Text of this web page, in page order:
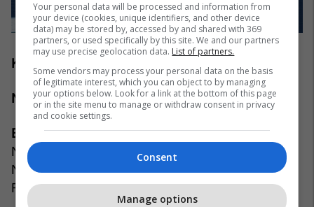
Klubi aktual
Ndeshjet e luajtura për Schalken : 240
Banka rezervë: Ralf Fahrmann, Matija Nastasic,
Nabil Bentaleb, Leon Goretzka, Roman
Neudstadter, Max Meyer, Lewis Holtby, Jefferson
Farfan. /Telegrafi/
Your personal data will be processed and information from
your device (cookies, unique identifiers, and other device
data) may be stored by, accessed by and shared with 369
partners, or used specifically by this site. We and our partners
may use precise geolocation data. List of partners.
Some vendors may process your personal data on the basis
of legitimate interest, which you can object to by managing
your options below. Look for a link at the bottom of this page
or in the site menu to manage or withdraw consent in privacy
and cookie settings.
Consent
Manage options